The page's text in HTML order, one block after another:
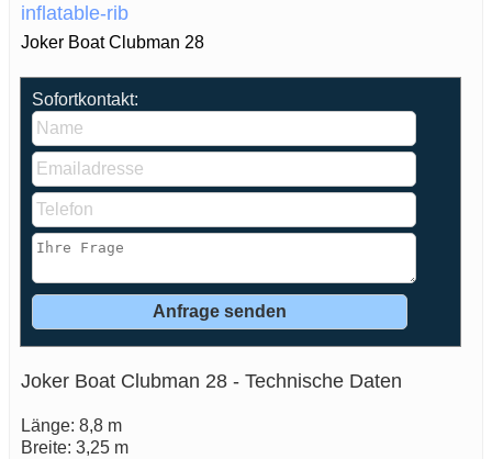
inflatable-rib
Joker Boat Clubman 28
Sofortkontakt:
Joker Boat Clubman 28 - Technische Daten
Länge: 8,8 m
Breite: 3,25 m